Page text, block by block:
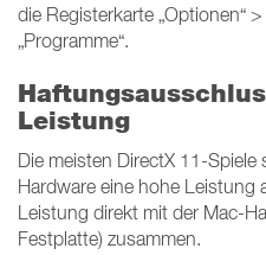
die Registerkarte „Optionen“ >
„Programme“.
Leistung
Die meisten DirectX 11-
Hardware eine hohe Leistung
Leistung direkt mit der Mac-
Festplatte) zusammen.